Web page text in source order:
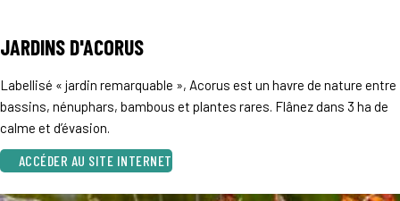
JARDINS D'ACORUS
Labellisé « jardin remarquable », Acorus est un havre de nature entre
bassins, nénuphars, bambous et plantes rares. Flânez dans 3 ha de
calme et d’évasion.
ACCÉDER AU SITE INTERNET